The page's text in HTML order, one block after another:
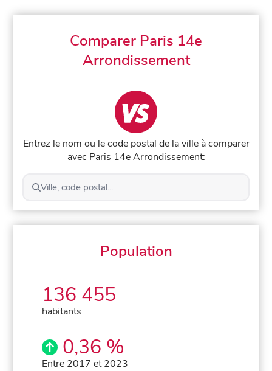
Comparer Paris 14e
Arrondissement
Entrez le nom ou le code postal de la ville à comparer
avec Paris 14e Arrondissement:
Ville, code postal...
Population
136 455
habitants
0,36 %
Entre 2017 et 2023